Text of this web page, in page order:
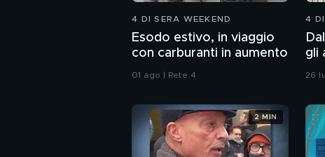
4 DI SERA WEEKEND
Esodo estivo, in viaggio
con carburanti in aumento
01 ago | Rete 4
4 DI
gli
26
2 MIN